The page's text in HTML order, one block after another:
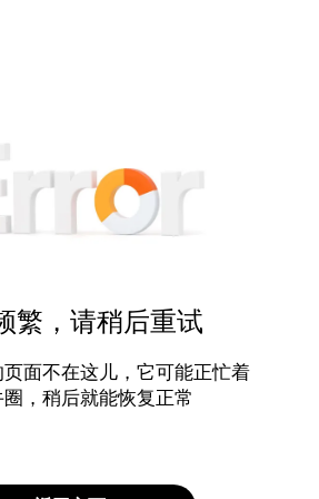
繁，请稍后重试
面不在这儿，它可能正忙着
圈，稍后就能恢复正常